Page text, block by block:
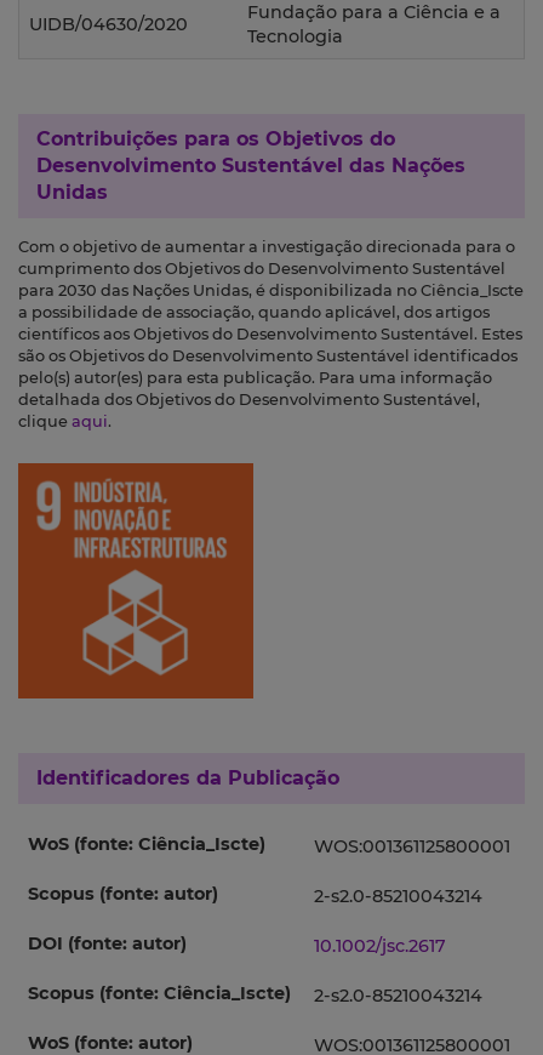
UIDB/04630/2020
Fundação para a Ciência e a
Tecnologia
Contribuições para os Objetivos do
Desenvolvimento Sustentável das Nações
Unidas
Com o objetivo de aumentar a investigação direcionada para o
cumprimento dos Objetivos do Desenvolvimento Sustentável
para 2030 das Nações Unidas, é disponibilizada no Ciência_Iscte
a possibilidade de associação, quando aplicável, dos artigos
científicos aos Objetivos do Desenvolvimento Sustentável. Estes
são os Objetivos do Desenvolvimento Sustentável identificados
pelo(s) autor(es) para esta publicação. Para uma informação
detalhada dos Objetivos do Desenvolvimento Sustentável,
clique aqui.
Identificadores da Publicação
WoS (fonte: Ciência_Iscte) WOS:001361125800001
Scopus (fonte: autor) 2-s2.0-85210043214
DOI (fonte: autor) 10.1002/jsc.2617
Scopus (fonte: Ciência_Iscte) 2-s2.0-85210043214
WoS (fonte: autor) WOS:001361125800001